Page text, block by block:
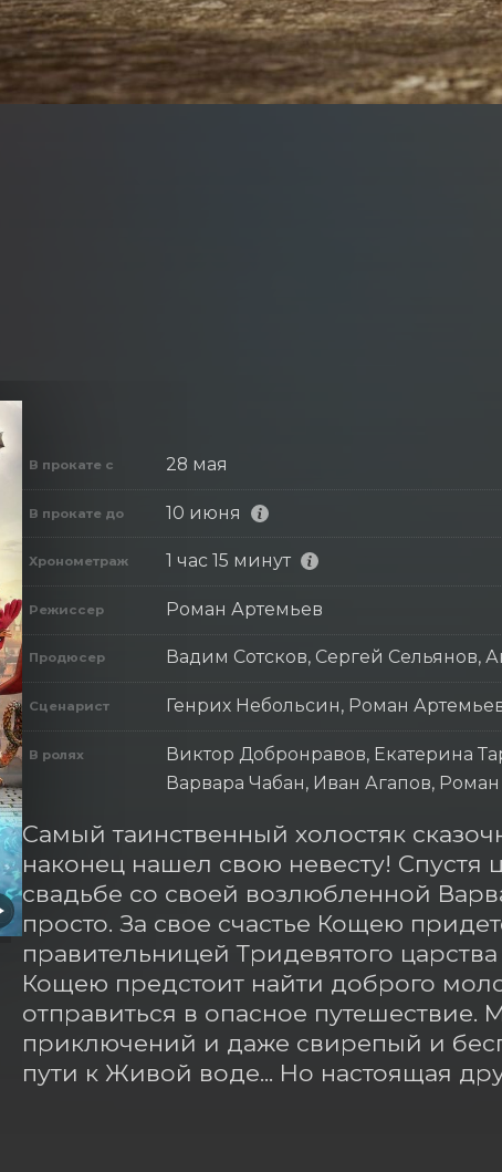
В прокате с 28 мая
В прокате до 10 июня
Хронометраж 1 час 15 минут
Режиссер Роман Артемьев
Продюсер Вадим Сотсков, Сергей Сельянов,
Сценарист Генрих Небольсин, Роман
В ролях
Виктор Добронравов, Екатерина
Варвара Чабан, Иван Агапов,
Самый таинственный холостяк
наконец нашел свою невесту! Спустя
свадьбе со своей возлюбленной
просто. За свое счастье Кощею
правительницей Тридевятого
Кощею предстоит найти доброго
отправиться в опасное
приключений и даже свирепый и
пути к Живой воде... Но настоящая